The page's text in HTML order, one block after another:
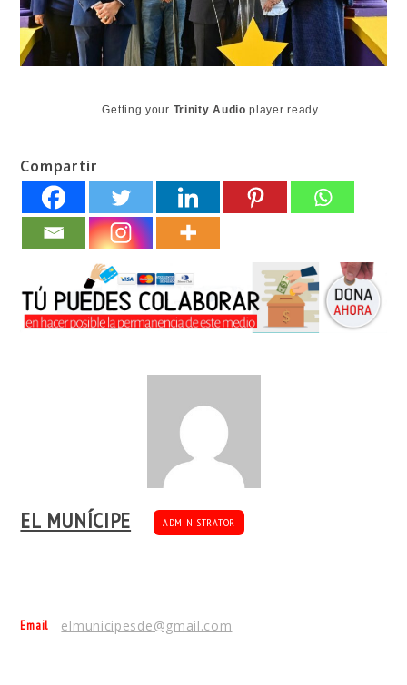
Getting your Trinity Audio player ready...
Compartir
EL MUNÍCIPE ADMINISTRATOR
Email elmunicipesde@gmail.com